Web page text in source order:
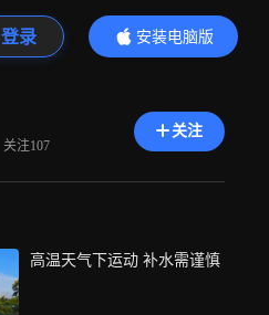
登录
安装电脑版
内容更精彩
关注107
关注
高温天气下运动 补水需谨慎